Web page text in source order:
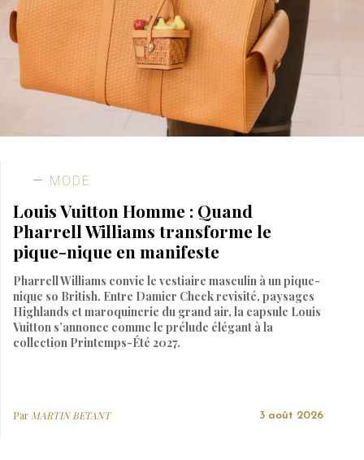
MODE
Louis Vuitton Homme : Quand
Pharrell Williams transforme le
pique-nique en manifeste
Pharrell Williams convie le vestiaire masculin à un pique-
nique so British. Entre Damier Check revisité, paysages
Highlands et maroquinerie du grand air, la capsule Louis
Vuitton s’annonce comme le prélude élégant à la
collection Printemps-Été 2027.
ParMARTIN BETANT 3 août 2026